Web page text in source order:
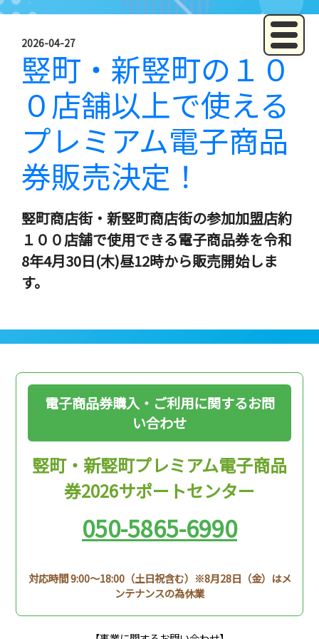
2026-04-27
竪町・新竪町の１０
０店舗以上で使える
プレミアム電子商品
券販売決定！
竪町商店街・新竪町商店街の参加加盟店約
１００店舗で使用できる電子商品券を令和
8年4月30日(木)昼12時から販売開始しま
す。
電子商品券購入・ご利用に関するお問
い合わせ
竪町・新竪町プレミアム電子商品
券2026サポートセンター
050-5865-6990
対応時間 9:00〜18:00（土日祝含む）※8月28日（金）はメ
ンテナンスの為休業